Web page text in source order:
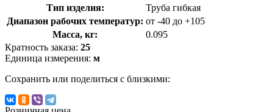
Тип изделия:
Труба гибкая
Диапазон рабочих температур: от -40 до +105
Масса, кг:
0.095
Кратность заказа: 25
Единица измерения: м
Сохранить или поделиться с близкими: